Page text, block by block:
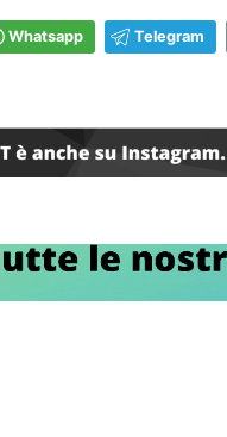
Whatsapp Telegram